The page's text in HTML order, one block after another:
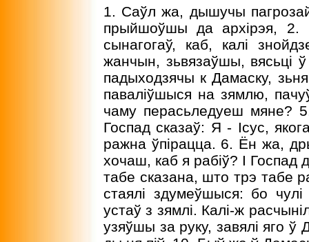
1. Саўл жа, дышучы
прыйшоўшы да архірэя, 2.
сынагогаў, каб, калі
жанчын, зьвязаўшы, вясьці
падыходзячы к Дамаску,
паваліўшыся на зямлю,
чаму перасьледуеш мяне?
Госпад сказаў: Я - Ісус,
ражна ўпірацца. 6. Ён жа,
хочаш, каб я рабіў? I Госпад
табе сказана, што трэ табе
стаялі здумеўшыся: бо
устаў з зямлі. Калі-ж
узяўшы за руку, завялі яго